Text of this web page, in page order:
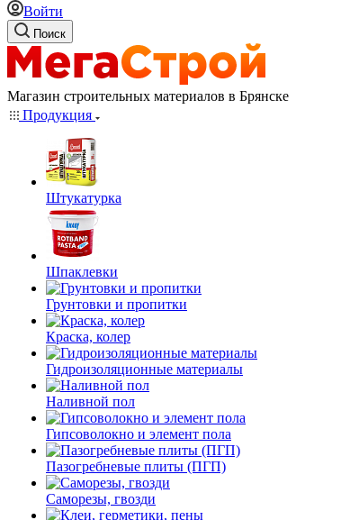
Войти
Поиск
Магазин строительных материалов в Брянске
Продукция
Штукатурка
Шпаклевки
Грунтовки и пропитки
Краска, колер
Гидроизоляционные материалы
Наливной пол
Гипсоволокно и элемент пола
Пазогребневые плиты (ПГП)
Саморезы, гвозди